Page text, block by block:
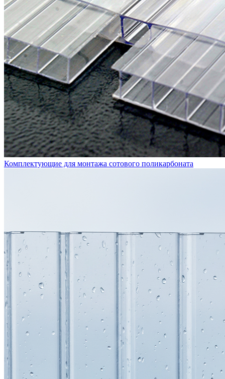
Комплектующие для монтажа сотового поликарбоната